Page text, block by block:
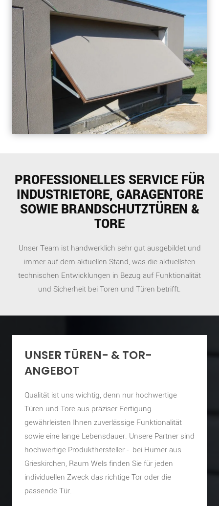
PROFESSIONELLES SERVICE FÜR
INDUSTRIETORE, GARAGENTORE
SOWIE BRANDSCHUTZTÜREN &
TORE
Unser Team ist handwerklich sehr gut ausgebildet und
immer auf dem aktuellen Stand, was die aktuellsten
technischen Entwicklungen in Bezug auf Funktionalität
und Sicherheit bei Toren und Türen betrifft.
UNSER TÜREN- & TOR-
ANGEBOT
Qualität ist uns wichtig, denn nur hochwertige
Türen und Tore aus präziser Fertigung
gewährleisten Ihnen zuverlässige Funktionalität
sowie eine lange Lebensdauer. Unsere Partner sind
hochwertige Produkthersteller - bei Humer aus
Grieskirchen, Raum Wels finden Sie für jeden
individuellen Zweck das richtige Tor oder die
passende Tür.